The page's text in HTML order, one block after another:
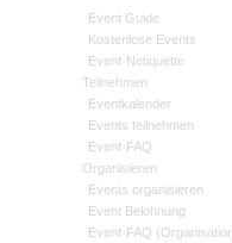
Event Guide
Kostenlose Events
Event-Netiquette
Teilnehmen
Eventkalender
Events teilnehmen
Event-FAQ
Organisieren
Events organisieren
Event Belohnung
Event-FAQ